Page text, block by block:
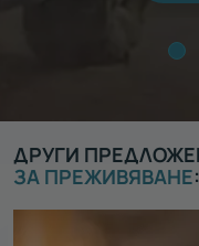
ДРУГИ
ЗА ПРЕЖИВЯВАНЕ: